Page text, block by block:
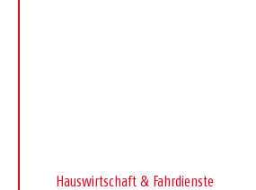
Hauswirtschaft & Fahrdienste